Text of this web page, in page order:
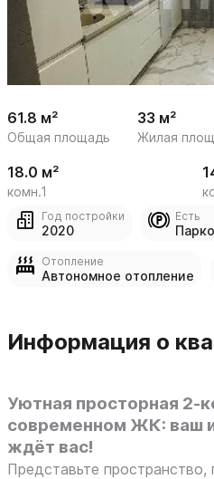
61.8 м²
Общая площадь
33 м²
Жилая
18.0 м²
комн.1
Год постройки
2020
Есть
Отопление
Автономное отопление
Информация о
Уютная просторная
современном ЖК: ваш
ждёт вас!
Представьте